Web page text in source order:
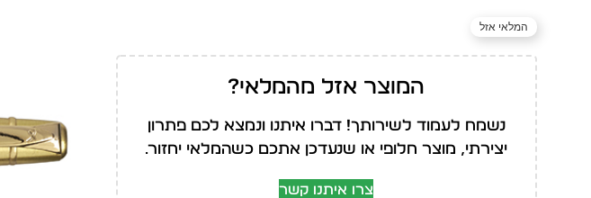
המלאי אזל
המוצר אזל מהמלאי?
נשמח לעמוד לשירותך! דברו איתנו ונמצא לכם פתרון
יצירתי, מוצר חלופי או שנעדכן אתכם כשהמלאי יחזור.
צרו איתנו קשר